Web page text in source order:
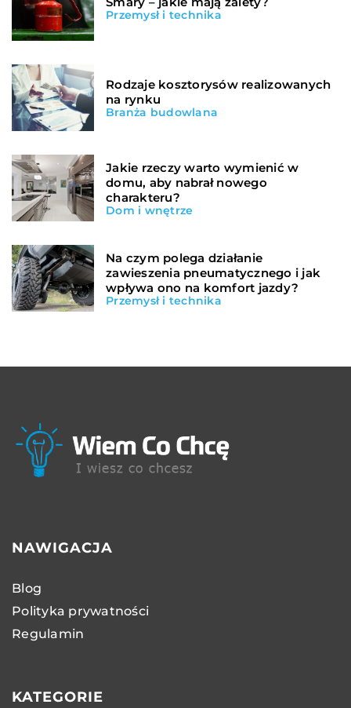
Przemysł i technika
Rodzaje kosztorysów realizowanych
na rynku
Branża budowlana
Jakie rzeczy warto wymienić w
domu, aby nabrał nowego
charakteru?
Dom i wnętrze
Na czym polega działanie
zawieszenia pneumatycznego i jak
wpływa ono na komfort jazdy?
Przemysł i technika
NAWIGACJA
Blog
Polityka prywatności
Regulamin
KATEGORIE